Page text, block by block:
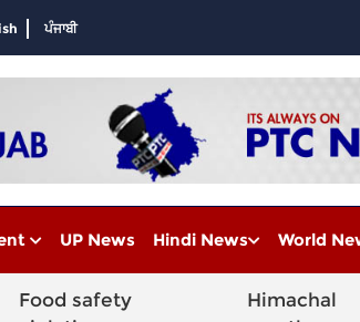
ਪੰਜਾਬੀ
UP News Hindi News World
Food safety
Himachal